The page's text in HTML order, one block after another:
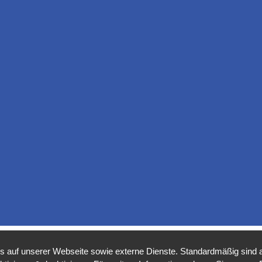
auf unserer Webseite sowie externe Dienste. Standardmäßig sind